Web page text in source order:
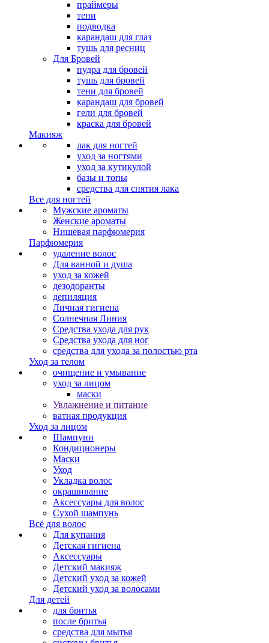
праймеры
тени
подводка
карандаш для глаз
тушь для ресниц
Для Бровей
пудра для бровей
тушь для бровей
тени для бровей
карандаш для бровей
гели для бровей
краска для бровей
Макияж
лак для ногтей
уход за ногтями
уход за кутикулой
базы и топы
средства для снятия лака
Все для ногтей
Мужские ароматы
Женские ароматы
Нишевая парфюмерия
Парфюмерия
удаление волос
Для ванной и душа
уход за кожей
дезодоранты
депиляция
Личная гигиена
Солнечная Линия
Средства ухода для рук
Средства ухода для ног
средства для ухода за полостью рта
Уход за телом
очищение и умывание
уход за лицом
маски
Увлажнение и питание
ватная продукция
Уход за лицом
Шампуни
Кондиционеры
Маски
Уход
Укладка волос
окрашивание
Аксессуары для волос
Сухой шампунь
Всё для волос
Для купания
Детская гигиена
Аксессуары
Детский макияж
Детский уход за кожей
Детский уход за волосами
Для детей
для бритья
после бритья
средства для мытья